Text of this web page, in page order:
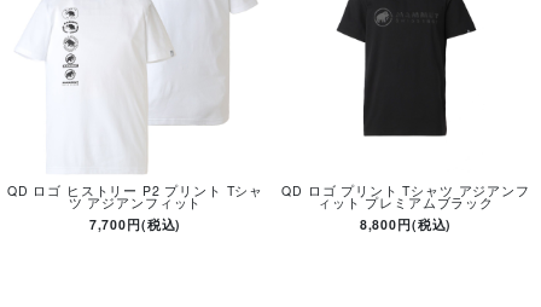
QD ロゴ ヒストリー P2 プリント Tシャ
ツ アジアンフィット
7,700円(税込)
QD ロゴ プリント Tシャツ アジアンフ
ィット プレミアムブラック
8,800円(税込)